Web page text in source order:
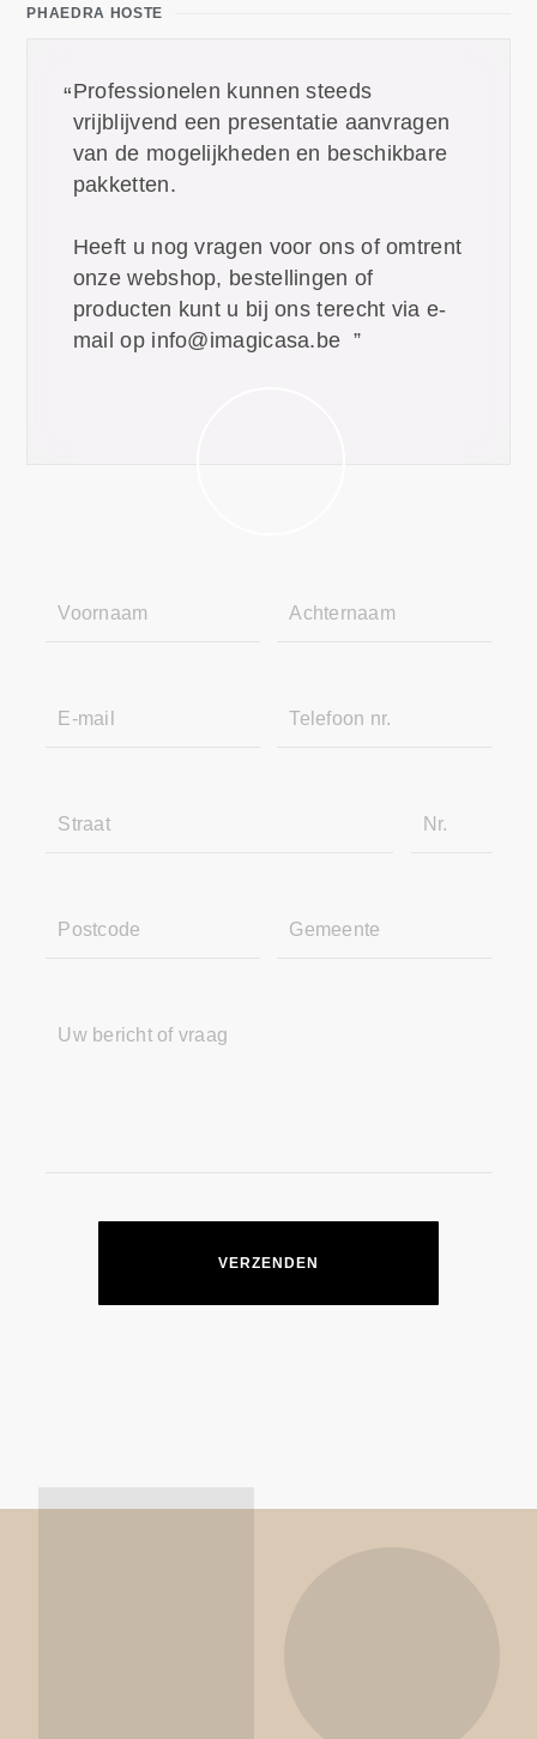
PHAEDRA HOSTE
Professionelen kunnen steeds
vrijblijvend een presentatie aanvragen
van de mogelijkheden en beschikbare
pakketten.
Heeft u nog vragen voor ons of omtrent
onze webshop, bestellingen of
producten kunt u bij ons terecht via e-
mail op info@imagicasa.be ”
VERZENDEN